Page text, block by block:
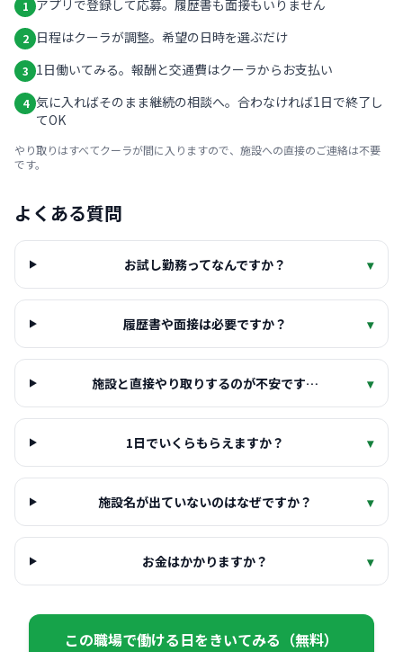
1 アプリで登録して応募。履歴書も面接もいりません
2 日程はクーラが調整。希望の日時を選ぶだけ
3 1日働いてみる。報酬と交通費はクーラからお支払い
4 気に入ればそのまま継続の相談へ。合わなければ1日で終了し
てOK
やり取りはすべてクーラが間に入りますので、施設への直接のご連絡は不要
です。
よくある質問
お試し勤務ってなんですか？ ▾
履歴書や面接は必要ですか？ ▾
施設と直接やり取りするのが不安です… ▾
1日でいくらもらえますか？ ▾
施設名が出ていないのはなぜですか？ ▾
お金はかかりますか？ ▾
この職場で働ける日をきいてみる（無料）